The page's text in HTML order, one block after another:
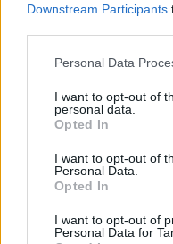
Downstream Participants
Personal Data
I want to opt-out of
personal data.
Opted In
I want to opt-out of
Personal Data.
Opted In
I want to opt-out of
Personal Data for
Esim for Global
Esim for USA|Esim
for Turkey|Esim for